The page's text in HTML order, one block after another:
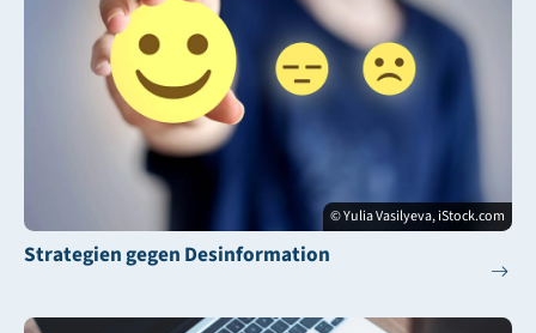
© Yulia Vasilyeva, iStock.com
Strategien gegen Desinformation